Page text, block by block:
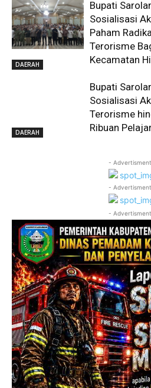
DAERAH
Bupati
Sosialisasi
Paham
Terorisme
Kecamatan
DAERAH
Bupati
Sosialisasi
Terorisme
Ribuan
-
-
-